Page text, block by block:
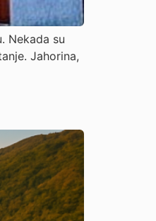
Nekada su
Jahorina,